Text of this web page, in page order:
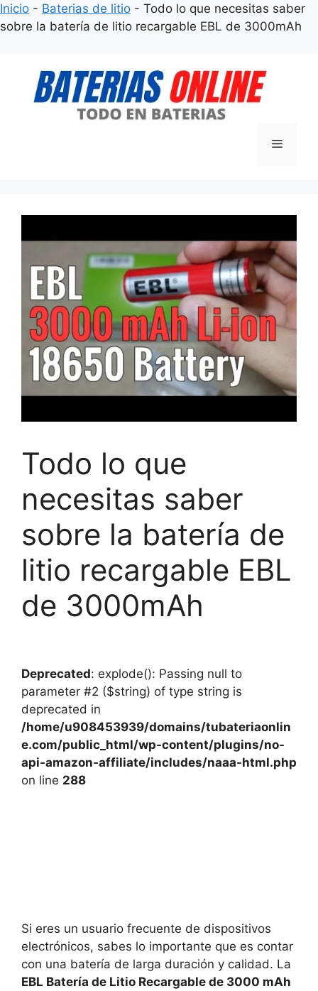
Inicio - Baterias de litio - Todo lo que necesitas saber
sobre la batería de litio recargable EBL de 3000mAh
contenido
Menú
Todo lo que
necesitas saber
sobre la batería de
litio recargable EBL
de 3000mAh
Deprecated: explode(): Passing null to
parameter #2 ($string) of type string is
deprecated in
/home/u908453939/domains/tubateriaonlin
e.com/public_html/wp-content/plugins/no-
api-amazon-affiliate/includes/naaa-html.php
on line 288
Si eres un usuario frecuente de dispositivos
electrónicos, sabes lo importante que es contar
con una batería de larga duración y calidad. La
EBL Batería de Litio Recargable de 3000 mAh